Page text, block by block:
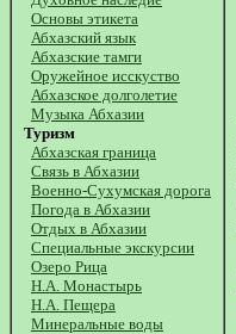
Основы этикета
Абхазский язык
Абхазские тамги
Оружейное исскуство
Абхазское долголетие
Музыка Абхазии
Туризм
Абхазская граница
Связь в Абхазии
Военно-Сухумская дорога
Погода в Абхазии
Отдых в Абхазии
Специальные экскурсии
Озеро Рица
Н.А. Монастырь
Н.А. Пещера
Минеральные воды